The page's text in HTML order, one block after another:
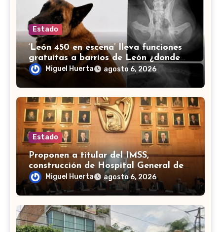
Estado
‘León 450 en escena’ lleva funciones
gratuitas a barrios de León ¿donde
serán?Miguel Huerta agosto 6, 2026
Estado
Proponen a titular del IMSS,
construcción de Hospital General de
Zona en Irapuato
Miguel Huerta agosto 6, 2026